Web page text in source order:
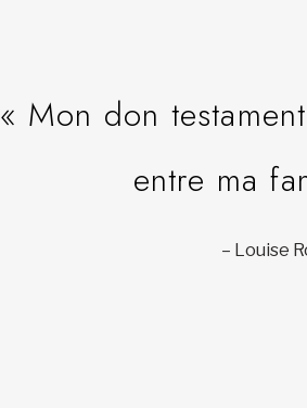
« Mon don
entre ma
– Louise